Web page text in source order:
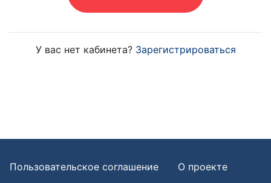
У вас нет кабинета? Зарегистрироваться
Пользовательское соглашение
О проекте